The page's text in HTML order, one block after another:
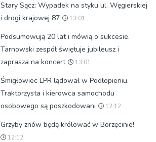
Stary Sącz: Wypadek na styku ul. Węgierskiej
i drogi krajowej 87
13:01
Podsumowują 20 lat i mówią o sukcesie.
Tarnowski zespół świętuje jubileusz i
zaprasza na koncert
13:01
Śmigłowiec LPR lądował w Podłopieniu.
Traktorzysta i kierowca samochodu
osobowego są poszkodowani
12:12
Grzyby znów będą królować w Borzęcinie!
12:12